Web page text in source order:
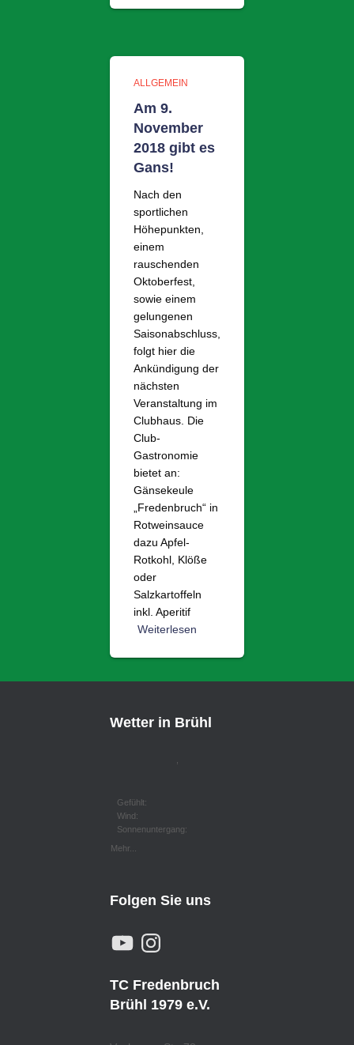
ALLGEMEIN
Am 9.
November
2018 gibt es
Gans!
Nach den
sportlichen
Höhepunkten,
einem
rauschenden
Oktoberfest,
sowie einem
gelungenen
Saisonabschluss,
folgt hier die
Ankündigung der
nächsten
Veranstaltung im
Clubhaus. Die
Club-
Gastronomie
bietet an:
Gänsekeule
„Fredenbruch“ in
Rotweinsauce
dazu Apfel-
Rotkohl, Klöße
oder
Salzkartoffeln
inkl. Aperitif
Weiterlesen
Wetter in Brühl
Gefühlt:
Wind:
Sonnenuntergang:
Mehr...
Folgen Sie uns
Y
O
U
B
E
N
A
G
R
A
TC Fredenbruch
Brühl 1979 e.V.